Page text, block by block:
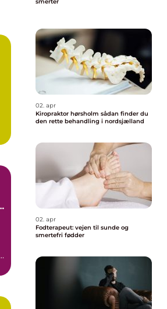
02. apr
Kiropraktor hørsholm sådan finder du
den rette behandling i nordsjælland
02. apr
Fodterapeut: vejen til sunde og
smertefri fødder